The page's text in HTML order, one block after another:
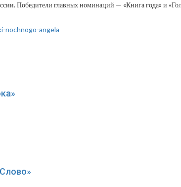
Победители главных номинаций — «Книга года» и
nochnogo-angela